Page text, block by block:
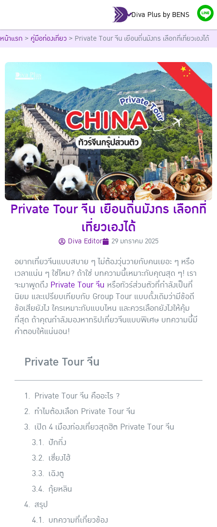
Diva Plus by BENS
หน้าแรก > คู่มือท่องเที่ยว > Private Tour จีน เยือนถิ่นมังกร เลือกที่เที่ยวเองได้
Private Tour จีน เยือนถิ่นมังกร เลือกที่
เที่ยวเองได้
Diva Editor 29 มกราคม 2025
อยากเที่ยวจีนแบบสบาย ๆ ไม่ต้องวุ่นวายกับคนเยอะ ๆ หรือ
เวลาแน่น ๆ ใช่ไหม? ถ้าใช่ บทความนี้เหมาะกับคุณสุด ๆ! เรา
จะมาพูดถึง Private Tour จีน หรือทัวร์ส่วนตัวที่กำลังเป็นที่
นิยม และเปรียบเทียบกับ Group Tour แบบดั้งเดิมว่ามีข้อดี
ข้อเสียยังไง ใครเหมาะกับแบบไหน และควรเลือกยังไงให้คุ้ม
ที่สุด ถ้าคุณกำลังมองหาทริปเที่ยวจีนแบบพิเศษ บทความนี้มี
คำตอบให้แน่นอน!
Private Tour จีน
Private Tour จีน คืออะไร ?
ทำไมต้องเลือก Private Tour จีน
เปิด 4 เมืองท่องเที่ยวสุดฮิต Private Tour จีน
ปักกิ่ง
เซี่ยงไฮ้
เฉิงตู
กุ้ยหลิน
สรุป
บทความที่เกี่ยวข้อง